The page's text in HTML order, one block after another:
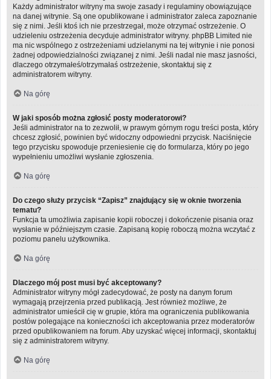
Każdy administrator witryny ma swoje zasady i regulaminy obowiązujące
na danej witrynie. Są one opublikowane i administrator zaleca zapoznanie
się z nimi. Jeśli ktoś ich nie przestrzegał, może otrzymać ostrzeżenie. O
udzieleniu ostrzeżenia decyduje administrator witryny. phpBB Limited nie
ma nic wspólnego z ostrzeżeniami udzielanymi na tej witrynie i nie ponosi
żadnej odpowiedzialności związanej z nimi. Jeśli nadal nie masz jasności,
dlaczego otrzymałeś/otrzymałaś ostrzeżenie, skontaktuj się z
administratorem witryny.
Na górę
W jaki sposób można zgłosić posty moderatorowi?
Jeśli administrator na to zezwolił, w prawym górnym rogu treści posta, który
chcesz zgłosić, powinien być widoczny odpowiedni przycisk. Naciśnięcie
tego przycisku spowoduje przeniesienie cię do formularza, który po jego
wypełnieniu umożliwi wysłanie zgłoszenia.
Na górę
Do czego służy przycisk “Zapisz” znajdujący się w oknie tworzenia
tematu?
Funkcja ta umożliwia zapisanie kopii roboczej i dokończenie pisania oraz
wysłanie w późniejszym czasie. Zapisaną kopię roboczą można wczytać z
poziomu panelu użytkownika.
Na górę
Dlaczego mój post musi być akceptowany?
Administrator witryny mógł zadecydować, że posty na danym forum
wymagają przejrzenia przed publikacją. Jest również możliwe, że
administrator umieścił cię w grupie, która ma ograniczenia publikowania
postów polegające na konieczności ich akceptowania przez moderatorów
przed opublikowaniem na forum. Aby uzyskać więcej informacji, skontaktuj
się z administratorem witryny.
Na górę